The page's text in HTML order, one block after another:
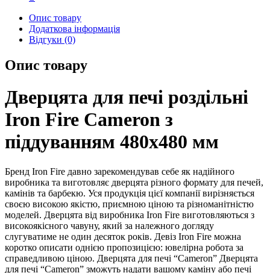
Опис товару
Додаткова інформація
Відгуки (0)
Опис товару
Дверцята для печі роздільні
Iron Fire Cameron з
піддуванням 480х480 мм
Бренд Iron Fire давно зарекомендував себе як надійного
виробника та виготовляє дверцята різного формату для печей,
камінів та барбекю. Уся продукція цієї компанії вирізняється
своєю високою якістю, приємною ціною та різноманітністю
моделей. Дверцята від виробника Iron Fire виготовляються з
високоякісного чавуну, який за належного догляду
слугуватиме не один десяток років. Девіз Iron Fire можна
коротко описати однією пропозицією: ювелірна робота за
справедливою ціною. Дверцята для печі “Cameron” Дверцята
для печі “Cameron” зможуть надати вашому каміну або печі